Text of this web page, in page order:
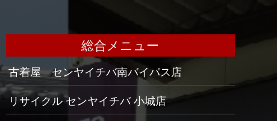
総合メニュー
古着屋 センヤイチバ南バイパス店
リサイクル センヤイチバ 小城店